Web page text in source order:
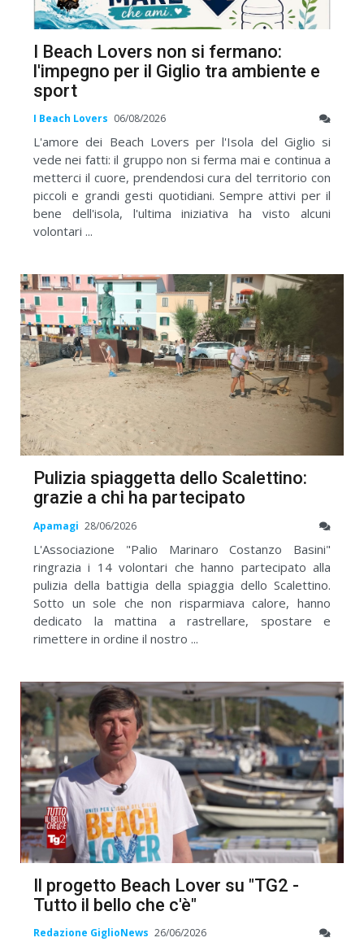
I Beach Lovers non si fermano:
l'impegno per il Giglio tra ambiente e
sport
I Beach Lovers 06/08/2026
L'amore dei Beach Lovers per l'Isola del Giglio si
vede nei fatti: il gruppo non si ferma mai e continua a
metterci il cuore, prendendosi cura del territorio con
piccoli e grandi gesti quotidiani. Sempre attivi per il
bene dell'isola, l'ultima iniziativa ha visto alcuni
volontari ...
Pulizia spiaggetta dello Scalettino:
grazie a chi ha partecipato
Apamagi 28/06/2026
L'Associazione "Palio Marinaro Costanzo Basini"
ringrazia i 14 volontari che hanno partecipato alla
pulizia della battigia della spiaggia dello Scalettino.
Sotto un sole che non risparmiava calore, hanno
dedicato la mattina a rastrellare, spostare e
rimettere in ordine il nostro ...
Il progetto Beach Lover su "TG2 -
Tutto il bello che c'è"
Redazione GiglioNews 26/06/2026